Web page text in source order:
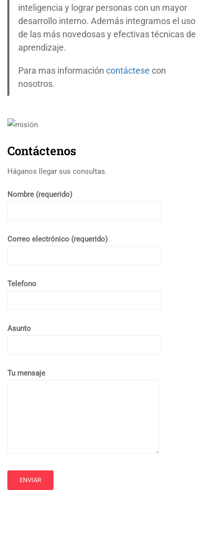
inteligencia y lograr personas con un mayor
desarrollo interno. Además integramos el uso
de las más novedosas y efectivas técnicas de
aprendizaje.
Para mas información contáctese con
nosotros.
Contáctenos
Háganos llegar sus consultas.
Nombre (requerido)
Correo electrónico (requerido)
Telefono
Asunto
Tu mensaje